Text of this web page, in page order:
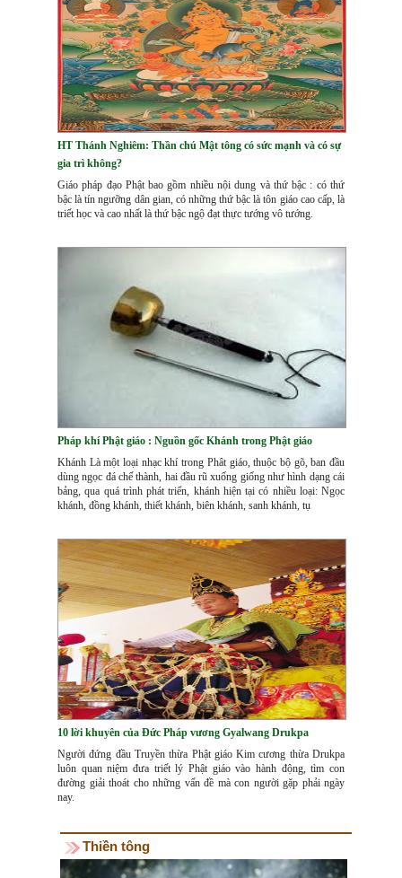
HT Thánh Nghiêm: Thần chú Mật tông có sức mạnh và có sự
gia trì không?
Giáo pháp đạo Phật bao gồm nhiều nội dung và thứ bậc : có thứ
bậc là tín ngưỡng dân gian, có những thứ bậc là tôn giáo cao cấp, là
triết học và cao nhất là thứ bậc ngộ đạt thực tướng vô tướng.
Pháp khí Phật giáo : Nguồn gốc Khánh trong Phật giáo
Khánh Là một loại nhạc khí trong Phât giáo, thuộc bộ gõ, ban đầu
dùng ngọc đá chế thành, hai đầu rũ xuống giống như hình dạng cái
bảng, qua quá trình phát triển, khánh hiện tại có nhiều loại: Ngọc
khánh, đồng khánh, thiết khánh, biên khánh, sanh khánh, tụ
10 lời khuyên của Đức Pháp vương Gyalwang Drukpa
Người đứng đầu Truyền thừa Phật giáo Kim cương thừa Drukpa
luôn quan niệm đưa triết lý Phật giáo vào hành động, tìm con
đường giải thoát cho những vấn đề mà con người gặp phải ngày
nay.
Thiền tông